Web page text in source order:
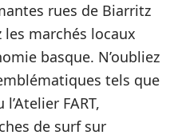
rues de Biarritz
marchés locaux
basque. N’oubliez
tels que
FART,
de surf sur